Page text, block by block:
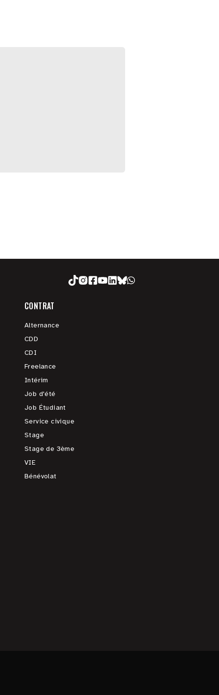
CONTRAT
Alternance
CDD
CDI
Freelance
Intérim
Job d'été
Job Étudiant
Service civique
Stage
Stage de 3ème
VIE
Bénévolat